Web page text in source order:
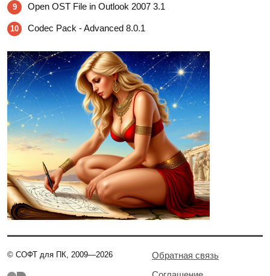
9 Open OST File in Outlook 2007 3.1
10 Codec Pack - Advanced 8.0.1
© СОФТ для ПК, 2009—2026
Обратная связь